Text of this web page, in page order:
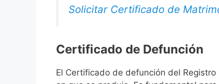
Solicitar Certificado de
Certificado de Defunción
El Certificado de defunción del